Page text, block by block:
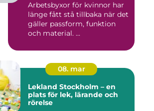
Arbetsbyxor för kvinnor har
länge fått stå tillbaka när det
gäller passform, funktion
och material. ...
08. mar
Lekland Stockholm – en
plats för lek, lärande och
rörelse